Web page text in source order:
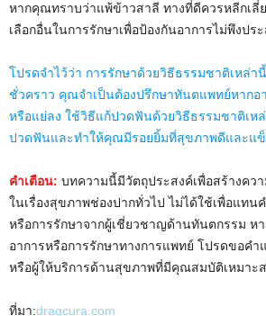
หากคุณทราบว่าแพ้ข้าวสาลี ทางที่ดีควรหลีกเลี่
เลือกอื่นในการรักษาเพื่อป้องกันอาการไม่พึงปร
โปรดจำไว้ว่า การรักษาด้วยวิธีธรรมชาติเหล่า
ชั่วคราว คุณจำเป็นต้องปรึกษาทันตแพทย์หากอ
หรือแย่ลง ใช้วิธีแก้ปวดฟันด้วยวิธีธรรมชาติเห
ปวดฟันและทำให้คุณมีรอยยิ้มที่สุขภาพดีและแข็
คำเตือน: บทความนี้มีวัตถุประสงค์เพื่อสร้างคว
ในเรื่องสุขภาพช่องปากทั่วไป ไม่ได้ใช้เพื่อแท
หรือการรักษาจากผู้เชี่ยวชาญด้านทันตกรรม ห
อาการหรือการรักษาทางการแพทย์ โปรดขอค
หรือผู้ให้บริการด้านสุขภาพที่มีคุณสมบัติเหมาะ
ที่มา:dragcura.com